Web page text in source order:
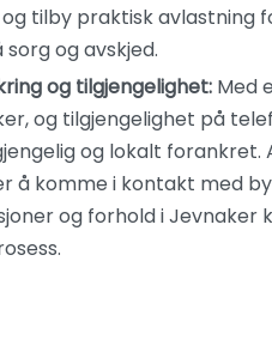
tilby praktisk avlastning
og avskjed.
og tilgjengelighet: Med
og tilgjengelighet på
og lokalt
å komme i kontakt med
og forhold i Jevnaker